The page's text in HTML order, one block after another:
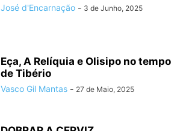
José d'Encarnação - 3 de Junho, 2025
Eça, A Relíquia e Olisipo no tempo
de Tibério
Vasco Gil Mantas - 27 de Maio, 2025